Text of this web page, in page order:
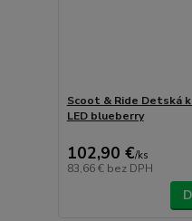
Scoot & Ride Detská
LED blueberry
102,90 €/ks
83,66 € bez DPH